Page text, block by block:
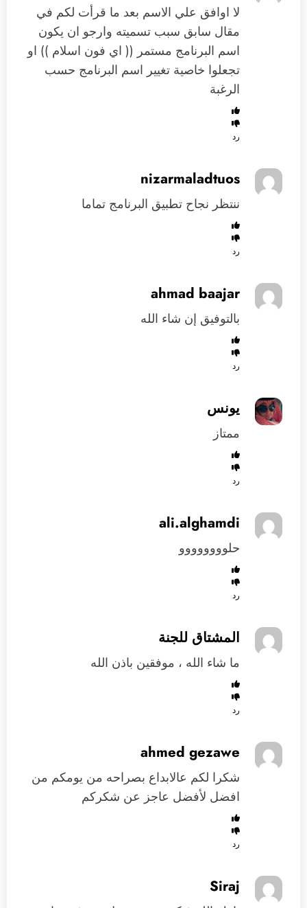
لا اوافق علي الاسم بعد ما قرأت لكم في
مقال سابق سبب تسميته وارجو ان يكون
اسم البرنامج مستمر (( اي فون اسلام )) او
تجعلوا خاصية تغيير اسم البرنامج حسب
الرغبة
رد
nizarmaladtuos
ننتظر نجاح تطبيق البرنامج تماما
رد
ahmad baajar
بالتوفيق إن شاء الله
رد
يونس
ممتاز
رد
ali.alghamdi
حلوووووووو
رد
المشتاق للجنة
ما شاء الله ، موفقين باذن الله
رد
ahmed gezawe
شكرا لكم عالابداع بصراحه من يومكم من
افضل لأفضل عاجز عن شكركم
رد
Siraj